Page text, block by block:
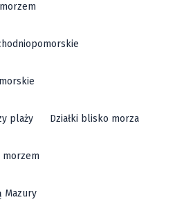
plaży Działki blisko morza
morzem
Mazury